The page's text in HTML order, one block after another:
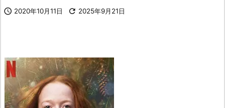
 2020年10月11日  2025年9月21日